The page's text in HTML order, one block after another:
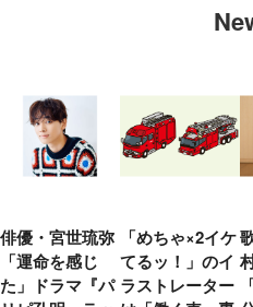
俳優・宮世琉弥
「運命を感じ
た」ドラマ『パ
「めちゃ×2イケ
てるッ！」のイ
ラストレーター